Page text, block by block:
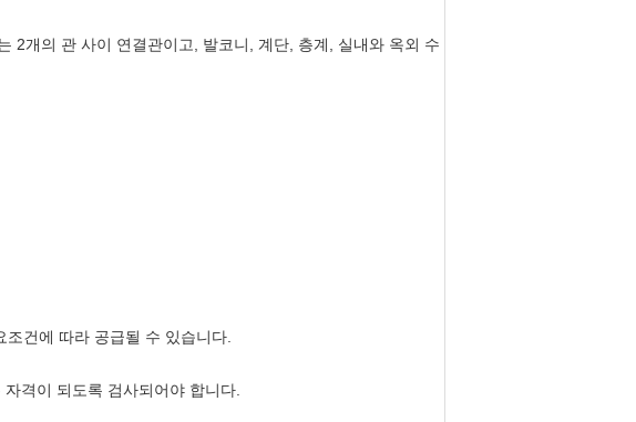
2개의 관 사이 연결관이고, 발코니, 계단, 층계, 실내와 옥외 수
건에 따라 공급될 수 있습니다.
격이 되도록 검사되어야 합니다.